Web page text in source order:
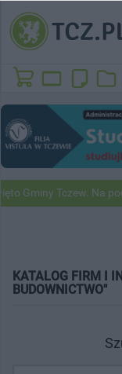
Gminy Tczew. Na
KATALOG FIRM I
BUDOWNICTWO"